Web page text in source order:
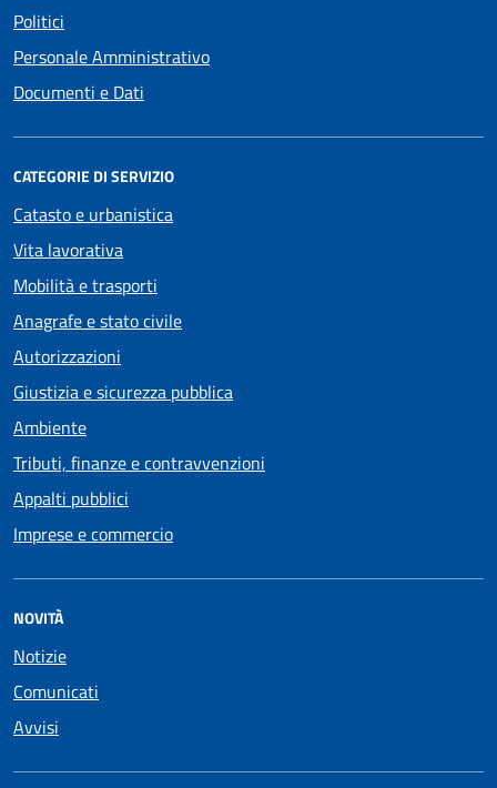
Politici
Personale Amministrativo
Documenti e Dati
CATEGORIE DI SERVIZIO
Catasto e urbanistica
Vita lavorativa
Mobilità e trasporti
Anagrafe e stato civile
Autorizzazioni
Giustizia e sicurezza pubblica
Ambiente
Tributi, finanze e contravvenzioni
Appalti pubblici
Imprese e commercio
NOVITÀ
Notizie
Comunicati
Avvisi